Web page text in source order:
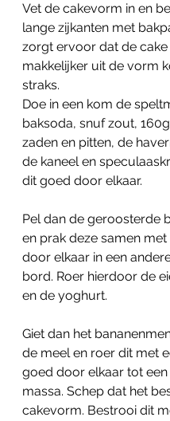
Vet de cakevorm in en
lange zijkanten met
zorgt ervoor dat de cake
makkelijker uit de vorm
straks.
Doe in een kom de
baksoda, snuf zout,
zaden en pitten, de
de kaneel en
dit goed door elkaar.
Pel dan de geroosterde
en prak deze samen
door elkaar in een
bord. Roer hierdoor de
en de yoghurt.
Giet dan het
de meel en roer dit met
goed door elkaar tot een
massa. Schep dat het
cakevorm. Bestrooi dit